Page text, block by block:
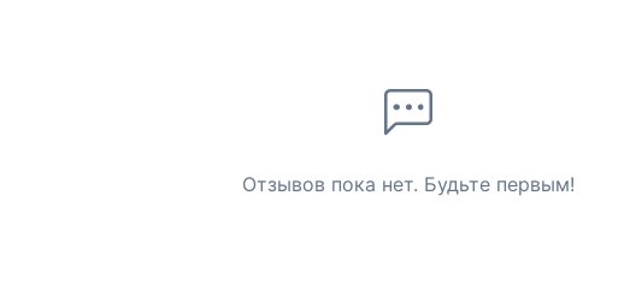
Отзывов пока нет. Будьте первым!